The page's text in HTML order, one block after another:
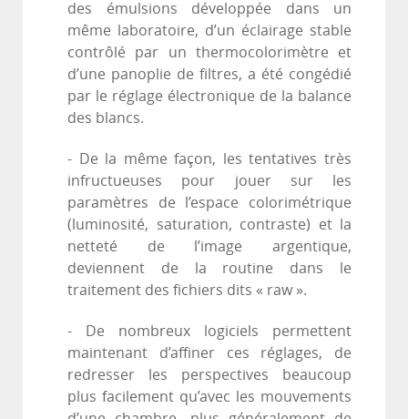
des émulsions développée dans un
même laboratoire, d’un éclairage stable
contrôlé par un thermocolorimètre et
d’une panoplie de filtres, a été congédié
par le réglage électronique de la balance
des blancs.
- De la même façon, les tentatives très
infructueuses pour jouer sur les
paramètres de l’espace colorimétrique
(luminosité, saturation, contraste) et la
netteté de l’image argentique,
deviennent de la routine dans le
traitement des fichiers dits « raw ».
- De nombreux logiciels permettent
maintenant d’affiner ces réglages, de
redresser les perspectives beaucoup
plus facilement qu’avec les mouvements